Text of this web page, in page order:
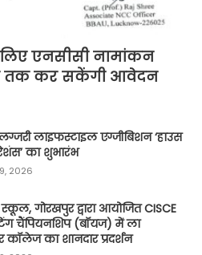
एनसीसी नामांकन
तक कर सकेंगी आवेदन
लाइफस्टाइल एग्जीबिशन ‘हाउस
का शुभारंभ
2026
गोरखपुर द्वारा आयोजित CISCE
चैंपियनशिप (बॉयज) में ला
कॉलेज का शानदार प्रदर्शन